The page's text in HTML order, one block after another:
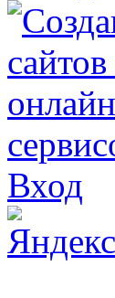
Вход